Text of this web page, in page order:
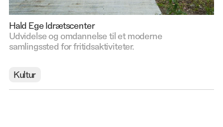
Hald Ege Idrætscenter
Udvidelse og omdannelse til et moderne
samlingssted for fritidsaktiviteter.
Kultur